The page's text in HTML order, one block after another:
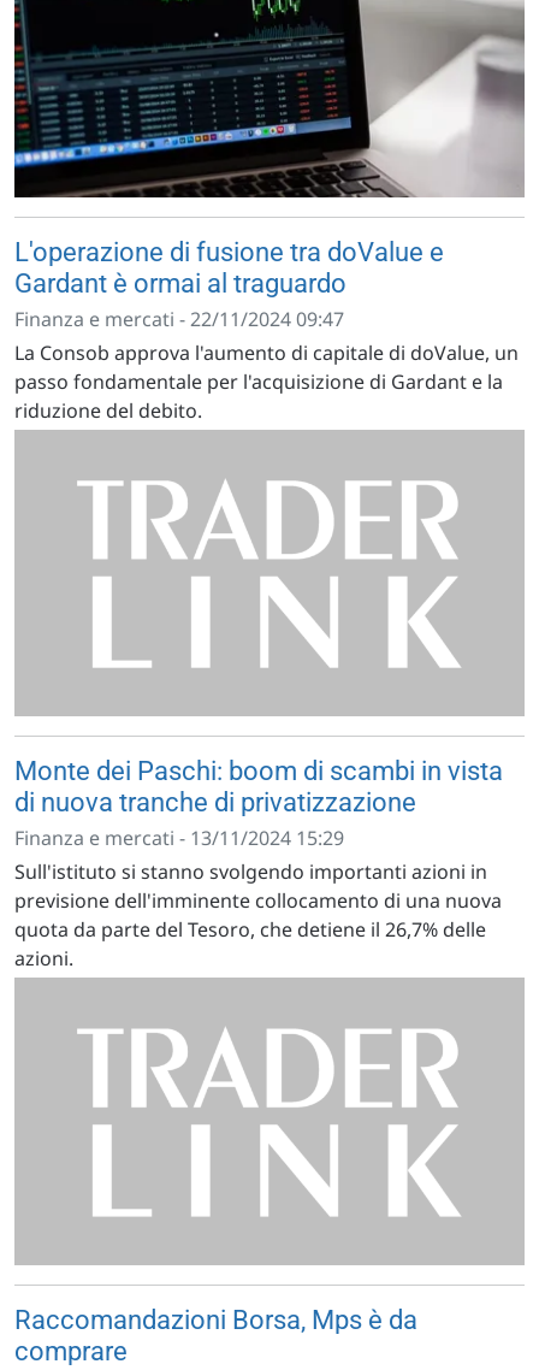
L'operazione di fusione tra doValue e
Gardant è ormai al traguardo
Finanza e mercati - 22/11/2024 09:47
La Consob approva l'aumento di capitale di doValue, un
passo fondamentale per l'acquisizione di Gardant e la
riduzione del debito.
Monte dei Paschi: boom di scambi in vista
di nuova tranche di privatizzazione
Finanza e mercati - 13/11/2024 15:29
Sull'istituto si stanno svolgendo importanti azioni in
previsione dell'imminente collocamento di una nuova
quota da parte del Tesoro, che detiene il 26,7% delle
azioni.
Raccomandazioni Borsa, Mps è da
comprare